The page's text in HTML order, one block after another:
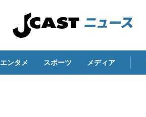
エンタメ スポーツ メディア